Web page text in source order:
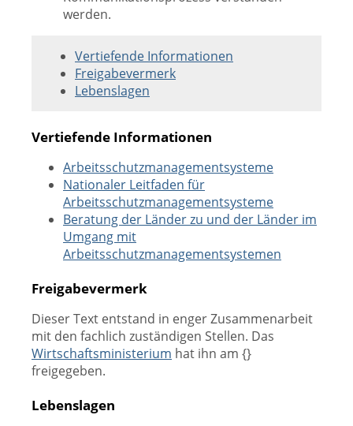
werden.
Vertiefende Informationen
Freigabevermerk
Lebenslagen
Vertiefende Informationen
Arbeitsschutzmanagementsysteme
Nationaler Leitfaden für
Arbeitsschutzmanagementsysteme
Beratung der Länder zu und der Länder im
Umgang mit
Arbeitsschutzmanagementsystemen
Freigabevermerk
Dieser Text entstand in enger Zusammenarbeit
mit den fachlich zuständigen Stellen. Das
Wirtschaftsministerium hat ihn am {}
freigegeben.
Lebenslagen